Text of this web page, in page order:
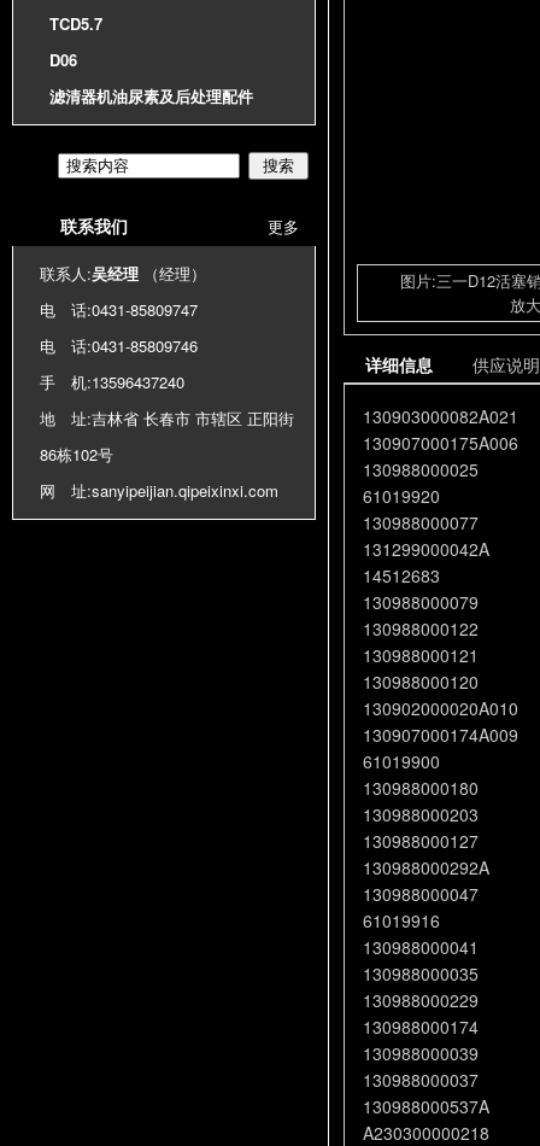
TCD5.7
D06
滤清器机油尿素及后处理配件
搜索
更多
联系我们
联系人:吴经理 （经理）
电 话:0431-85809747
电 话:0431-85809746
手 机:13596437240
地 址:吉林省 长春市 市辖区 正阳街
86栋102号
网 址:sanyipeijian.qipeixinxi.com
图片:三一D12活塞
放
详细信息 供应说明
130903000082A021
130907000175A006
130988000025
61019920
130988000077
131299000042A
14512683
130988000079
130988000122
130988000121
130988000120
130902000020A010
130907000174A009
61019900
130988000180
130988000203
130988000127
130988000292A
130988000047
61019916
130988000041
130988000035
130988000229
130988000174
130988000039
130988000037
130988000537A
A230300000218